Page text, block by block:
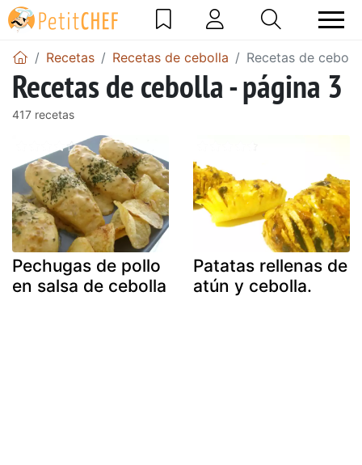
Recetas Recetas de cebolla Recetas de
Recetas de cebolla - página 3
417 recetas
Pechugas de pollo
en salsa de cebolla
Patatas rellenas de
atún y cebolla.